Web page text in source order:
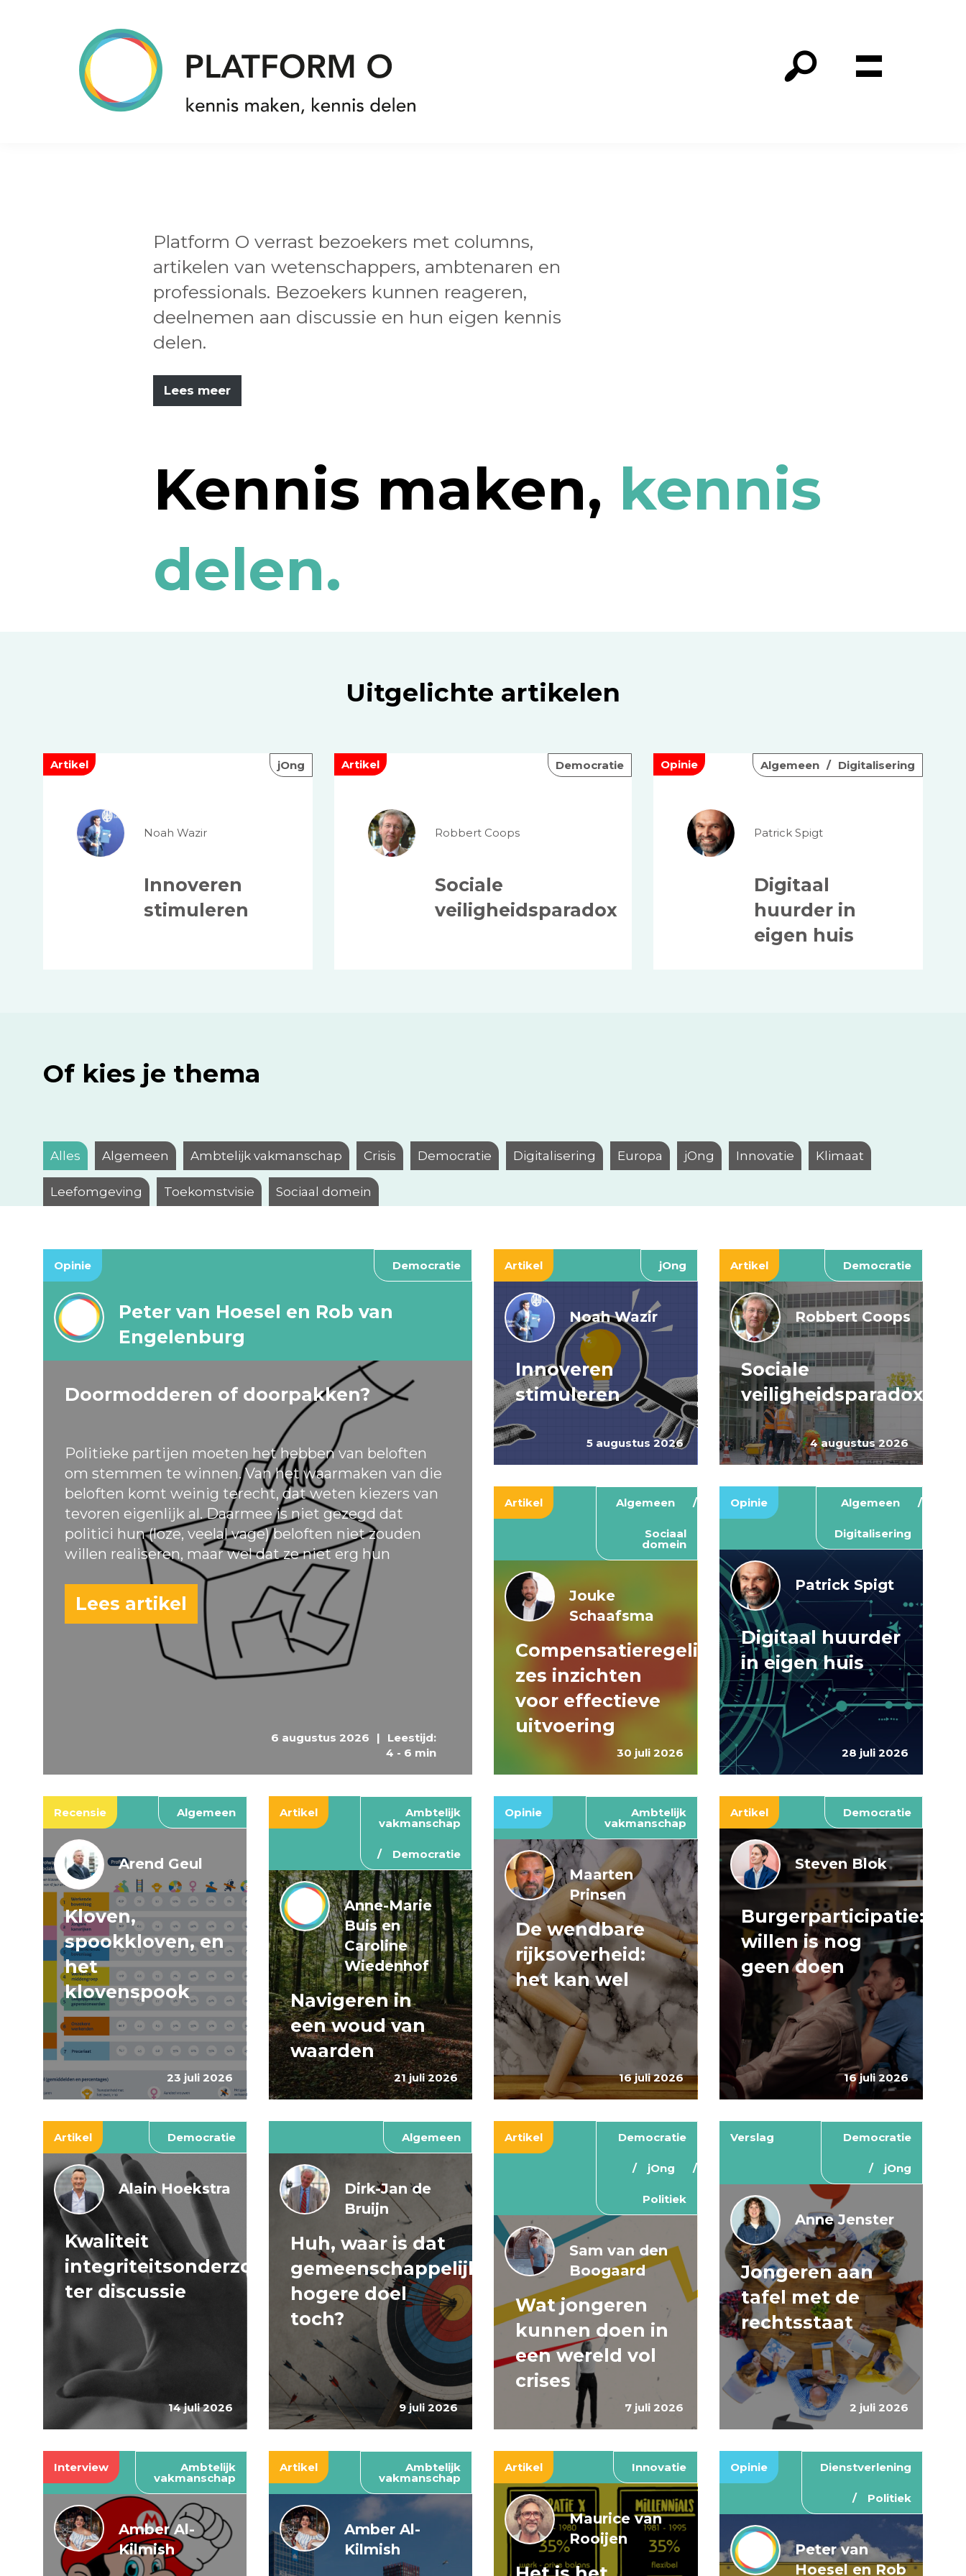
hoofdnavigatie
Platform O verrast bezoekers met columns,
artikelen van wetenschappers, ambtenaren en
professionals. Bezoekers kunnen reageren,
deelnemen aan discussie en hun eigen kennis
delen.
Lees meer
Kennis maken, kennis
delen.
Uitgelichte artikelen
Artikel jOng
Noah Wazir
Innoveren
stimuleren
Artikel Democratie
Robbert Coops
Sociale
veiligheidsparadox
Opinie Algemeen Digitalisering
Patrick Spigt
Digitaal
huurder in
eigen huis
Of kies je thema
Alles Algemeen Ambtelijk vakmanschap Crisis Democratie Digitalisering Europa jOng Innovatie Klimaat
Leefomgeving Toekomstvisie Sociaal domein
Opinie Democratie
6 augustus 2026 |
Leestijd:
4 - 6 min
Peter van Hoesel en Rob van
Engelenburg
Doormodderen of doorpakken?
Politieke partijen moeten het hebben van beloften
om stemmen te winnen. Van het waarmaken van die
beloften komt weinig terecht, dat weten kiezers van
tevoren eigenlijk al. Daarmee is niet gezegd dat
politici hun (loze, veelal vage) beloften niet zouden
willen realiseren, maar wel dat ze niet erg hun
Lees artikel
Artikel jOng
5 augustus 2026
Noah Wazir
Innoveren
stimuleren
Artikel Democratie
4 augustus 2026
Robbert Coops
Sociale
veiligheidsparadox
Artikel Algemeen
Sociaal
domein
30 juli 2026
Jouke
Schaafsma
Compensatieregelingen:
zes inzichten
voor effectieve
uitvoering
Opinie Algemeen
Digitalisering
28 juli 2026
Patrick Spigt
Digitaal huurder
in eigen huis
Recensie Algemeen
23 juli 2026
Arend Geul
Kloven,
spookkloven, en
het
klovenspook
Artikel Ambtelijk
vakmanschap
Democratie
21 juli 2026
Anne-Marie
Buis en
Caroline
Wiedenhof
Navigeren in
een woud van
waarden
Opinie Ambtelijk
vakmanschap
16 juli 2026
Maarten
Prinsen
De wendbare
rijksoverheid:
het kan wel
Artikel Democratie
16 juli 2026
Steven Blok
Burgerparticipatie:
willen is nog
geen doen
Artikel Democratie
14 juli 2026
Alain Hoekstra
Kwaliteit
integriteitsonderzoeken
ter discussie
Algemeen
9 juli 2026
Dirk-Jan de
Bruijn
Huh, waar is dat
gemeenschappelijke
hogere doel
toch?
Artikel Democratie
jOng
Politiek
7 juli 2026
Sam van den
Boogaard
Wat jongeren
kunnen doen in
een wereld vol
crises
Verslag Democratie
jOng
2 juli 2026
Anne Jenster
Jongeren aan
tafel met de
rechtsstaat
Interview Ambtelijk
vakmanschap
Amber Al-
Kilmish
Artikel Ambtelijk
vakmanschap
Amber Al-
Kilmish
Artikel Innovatie
Maurice van
Rooijen
Opinie Dienstverlening
Politiek
Peter van
Hoesel en Rob